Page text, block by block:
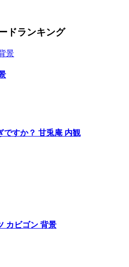
ドランキング
ですか？ 甘兎庵 内観
カビゴン 背景